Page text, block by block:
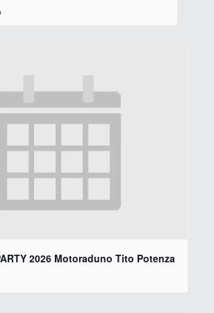
2026 Motoraduno Tito Potenza